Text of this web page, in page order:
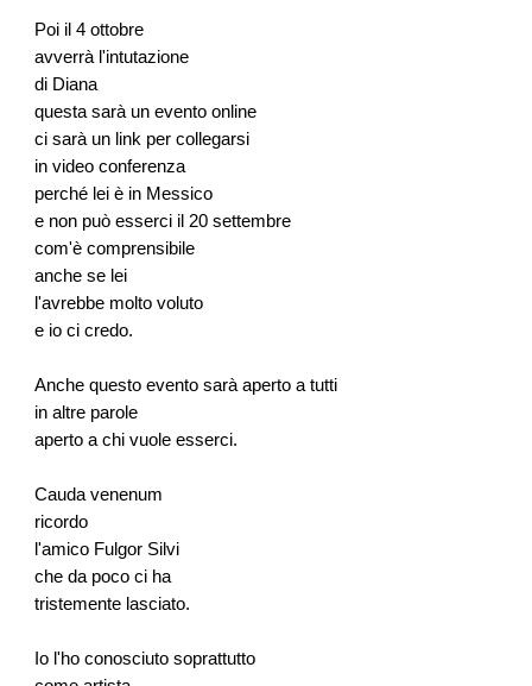
Poi il 4 ottobre
avverrà l'intutazione
di Diana
questa sarà un evento online
ci sarà un link per collegarsi
in video conferenza
perché lei è in Messico
e non può esserci il 20 settembre
com'è comprensibile
anche se lei
l'avrebbe molto voluto
e io ci credo.
Anche questo evento sarà aperto a tutti
in altre parole
aperto a chi vuole esserci.
Cauda venenum
ricordo
l'amico Fulgor Silvi
che da poco ci ha
tristemente lasciato.
Io l'ho conosciuto soprattutto